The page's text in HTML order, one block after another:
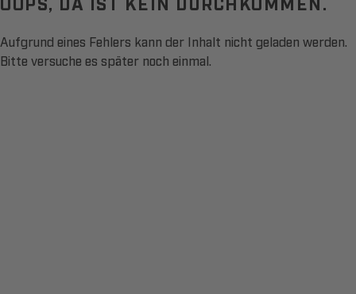
Aufgrund eines Fehlers kann der Inhalt nicht geladen werden.
Bitte versuche es später noch einmal.